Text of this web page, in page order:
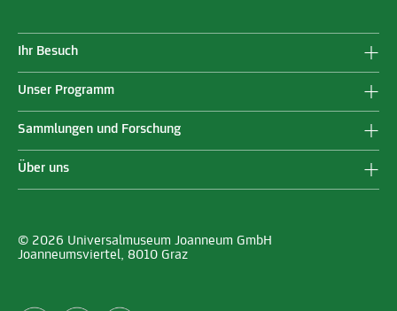
Ihr Besuch
Unser Programm
Sammlungen und Forschung
Über uns
© 2026 Universalmuseum Joanneum GmbH
Joanneumsviertel, 8010 Graz